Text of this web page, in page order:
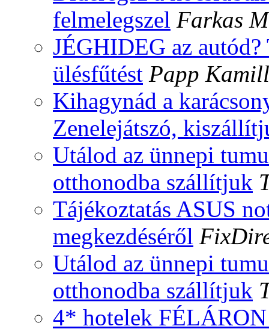
felmelegszel Farkas
JÉGHIDEG az
ülésfűtést Papp
Kihagynád a
Zenelejátszó,
Utálod az ünnepi
otthonodba szállítjuk
Tájékoztatás ASUS
megkezdéséről
Utálod az ünnepi
otthonodba szállítjuk
4* hotelek